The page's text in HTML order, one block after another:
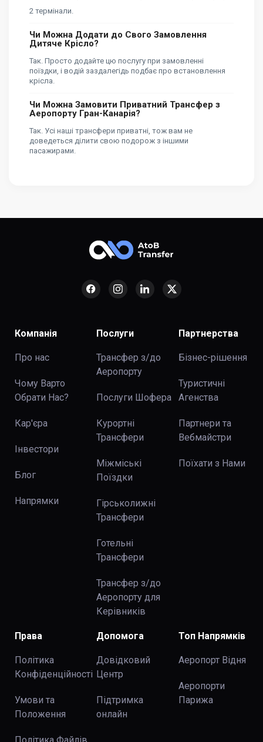
2 термінали.
Чи Можна Додати до Свого Замовлення
Дитяче Крісло?
Так. Просто додайте цю послугу при замовленні
поїздки, і водій заздалегідь подбає про встановлення
крісла.
Чи Можна Замовити Приватний Трансфер з
Аеропорту Гран-Канарія?
Так. Усі наші трансфери приватні, тож вам не
доведеться ділити свою подорож з іншими
пасажирами.
Компанія
Про нас
Чому Варто
Обрати Нас?
Кар'єра
Інвестори
Блог
Напрямки
Послуги
Трансфер з/до
Аеропорту
Послуги Шофера
Курортні
Трансфери
Міжміські
Поїздки
Гірськолижні
Трансфери
Готельні
Трансфери
Трансфер з/до
Аеропорту для
Керівників
Партнерства
Бізнес-рішення
Туристичні
Агенства
Партнери та
Вебмайстри
Поїхати з Нами
Права
Політика
Конфіденційності
Умови та
Положення
Допомога
Довідковий
Центр
Підтримка
онлайн
Топ Напрямків
Аеропорт Відня
Аеропорти
Парижа